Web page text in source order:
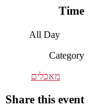
Time
All Day
Category
מאכלים
Share this event